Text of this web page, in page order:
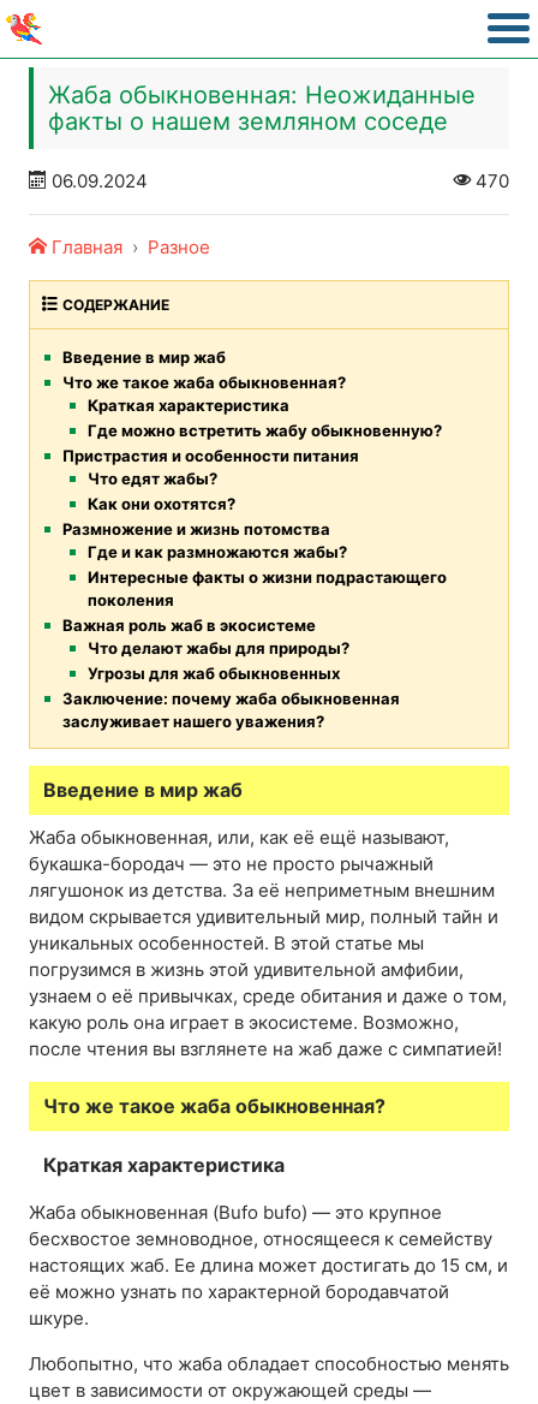
Жаба обыкновенная: Неожиданные
факты о нашем земляном соседе
06.09.2024 470
Главная Разное
СОДЕРЖАНИЕ
Введение в мир жаб
Что же такое жаба обыкновенная?
Краткая характеристика
Где можно встретить жабу обыкновенную?
Пристрастия и особенности питания
Что едят жабы?
Как они охотятся?
Размножение и жизнь потомства
Где и как размножаются жабы?
Интересные факты о жизни подрастающего
поколения
Важная роль жаб в экосистеме
Что делают жабы для природы?
Угрозы для жаб обыкновенных
Заключение: почему жаба обыкновенная
заслуживает нашего уважения?
Введение в мир жаб
Жаба обыкновенная, или, как её ещё называют,
букашка-бородач — это не просто рычажный
лягушонок из детства. За её неприметным внешним
видом скрывается удивительный мир, полный тайн и
уникальных особенностей. В этой статье мы
погрузимся в жизнь этой удивительной амфибии,
узнаем о её привычках, среде обитания и даже о том,
какую роль она играет в экосистеме. Возможно,
после чтения вы взглянете на жаб даже с симпатией!
Что же такое жаба обыкновенная?
Краткая характеристика
Жаба обыкновенная (Bufo bufo) — это крупное
бесхвостое земноводное, относящееся к семейству
настоящих жаб. Ее длина может достигать до 15 см, и
её можно узнать по характерной бородавчатой
шкуре.
Любопытно, что жаба обладает способностью менять
цвет в зависимости от окружающей среды —